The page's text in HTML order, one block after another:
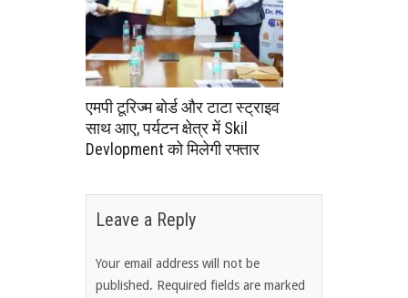
एमपी टूरिज्म बोर्ड और टाटा स्ट्राइव
साथ आए, पर्यटन क्षेत्र में Skil
Devlopment को मिलेगी रफ्तार
Leave a Reply
Your email address will not be
published. Required fields are marked